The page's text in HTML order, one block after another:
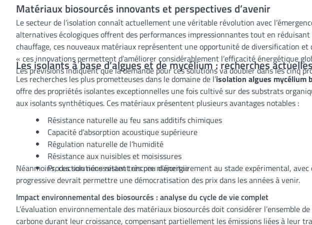
Matériaux biosourcés innovants et perspectives d’avenir
Le secteur de l’isolation connaît actuellement une véritable révolution avec
alternatives écologiques offrent des performances impressionnantes tout en
chauffage, ces nouveaux matériaux représentent une opportunité de diversification
« ces innovations permettent d’améliorer considérablement l’efficacité énergétique
Les prévisions indiquent que la demande pour ces solutions va doubler dans les cinq
Les isolants à base d’algues et de mycélium : recherches
Les recherches les plus prometteuses dans le domaine de l’isolation algues mycélium
offre des propriétés isolantes exceptionnelles une fois cultivé sur des substrats
aux isolants synthétiques. Ces matériaux présentent plusieurs avantages notables :
Résistance naturelle au feu sans additifs chimiques
Capacité d’absorption acoustique supérieure
Régulation naturelle de l’humidité
Résistance aux nuisibles et moisissures
Production nécessitant très peu d’énergie
Néanmoins, ces solutions restent encore majoritairement au stade expérimental,
progressive devrait permettre une démocratisation des prix dans les années à venir.
Impact environnemental des biosourcés : analyse du cycle de vie complet
L’évaluation environnementale des matériaux biosourcés doit considérer l’ensemble
carbone durant leur croissance, compensant partiellement les émissions liées à leur